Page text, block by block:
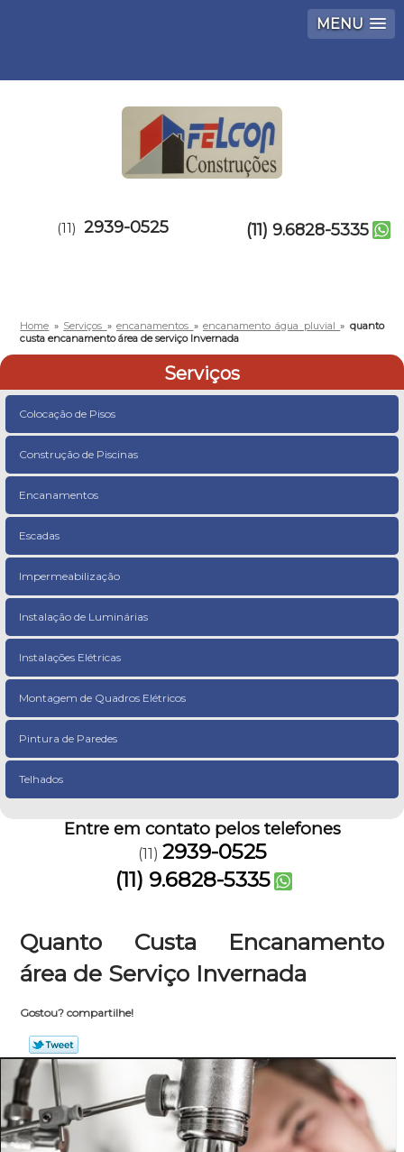
MENU
(11) 2939-0525 (11) 9.6828-5335
Home » Serviços »encanamentos » encanamento água pluvial» quanto
custa encanamento área de serviço Invernada
Serviços
Colocação de Pisos
Construção de Piscinas
Encanamentos
Escadas
Impermeabilização
Instalação de Luminárias
Instalações Elétricas
Montagem de Quadros Elétricos
Pintura de Paredes
Telhados
Entre em contato pelos telefones
(11) 2939-0525
(11) 9.6828-5335
Quanto Custa Encanamento
área de Serviço Invernada
Gostou? compartilhe!